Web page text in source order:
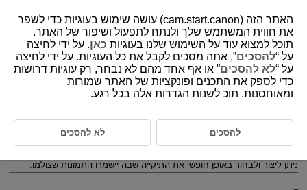
D185-198
הגדרות תיקייה
יצירת תיקייה
בחירת תיקייה
ניתן ליצור ולבחור באופן חופשי את התיקייה שבה יישמרו התמונות שצולמו.
האתר הזה (cam.start.canon) עושה שימוש בעוגיות כדי לשפר
את חווית המשתמש שלך ולנתח לתפעול ושיפור של האתר.
תוכל למצוא עוד על השימוש שלנו בעוגיות כאן. על ידי לחיצה
על “להסכים”, אתה מסכים לקבל את כל העוגיות. על ידי לחיצה
על “לא להסכים” או אף אחד מהם לא נבחר, רק עוגיות דרושות
כדי לספק את התכנים ופונקציות של האתר שמורות
ומאוחסנות. תוכ לשנות הגדרות אלה בכל רגע.
להסכים לא להסכים